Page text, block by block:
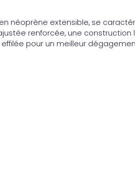
néoprène extensible, se
renforcée, une construction
pour un meilleur